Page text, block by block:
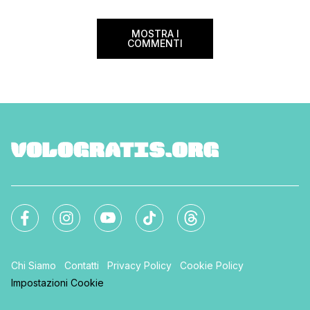
MOSTRA I
COMMENTI
Chi Siamo Contatti Privacy Policy
Cookie Policy
Impostazioni Cookie